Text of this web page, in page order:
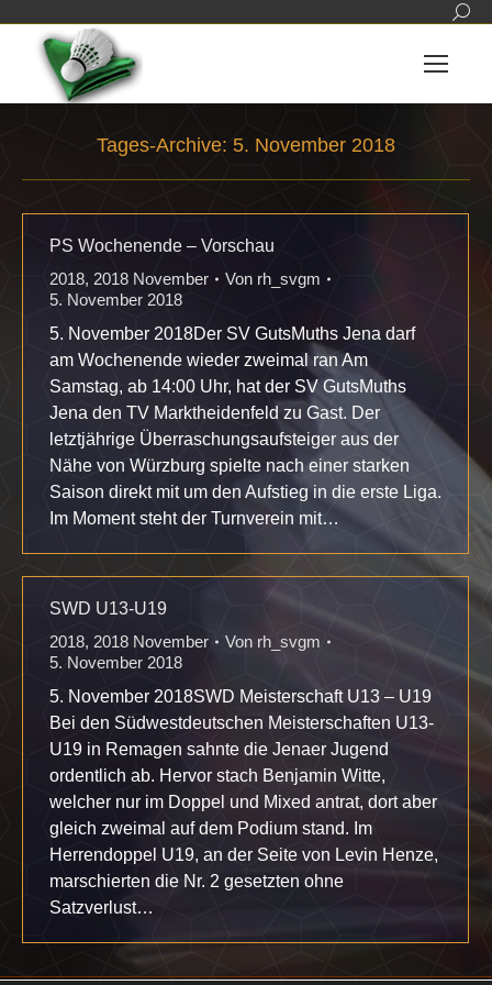
Tages-Archive: 5. November 2018
PS Wochenende – Vorschau
2018, 2018 November Von rh_svgm
5. November 2018
5. November 2018Der SV GutsMuths Jena darf
am Wochenende wieder zweimal ran Am
Samstag, ab 14:00 Uhr, hat der SV GutsMuths
Jena den TV Marktheidenfeld zu Gast. Der
letztjährige Überraschungsaufsteiger aus der
Nähe von Würzburg spielte nach einer starken
Saison direkt mit um den Aufstieg in die erste Liga.
Im Moment steht der Turnverein mit…
SWD U13-U19
2018, 2018 November Von rh_svgm
5. November 2018
5. November 2018SWD Meisterschaft U13 – U19
Bei den Südwestdeutschen Meisterschaften U13-
U19 in Remagen sahnte die Jenaer Jugend
ordentlich ab. Hervor stach Benjamin Witte,
welcher nur im Doppel und Mixed antrat, dort aber
gleich zweimal auf dem Podium stand. Im
Herrendoppel U19, an der Seite von Levin Henze,
marschierten die Nr. 2 gesetzten ohne
Satzverlust…